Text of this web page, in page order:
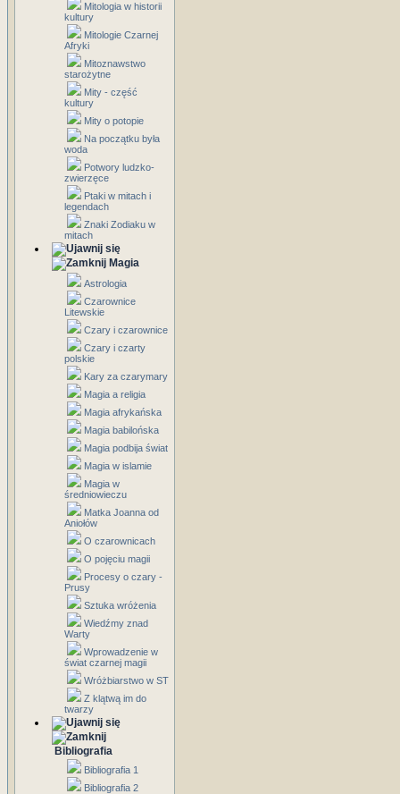
Mitologia w historii
kultury
Mitologie Czarnej
Afryki
Mitoznawstwo
starożytne
Mity - część
kultury
Mity o potopie
Na początku była
woda
Potwory ludzko-
zwierzęce
Ptaki w mitach i
legendach
Znaki Zodiaku w
mitach
Magia
Astrologia
Czarownice
Litewskie
Czary i czarownice
Czary i czarty
polskie
Kary za czarymary
Magia a religia
Magia afrykańska
Magia babilońska
Magia podbija świat
Magia w islamie
Magia w
średniowieczu
Matka Joanna od
Aniołów
O czarownicach
O pojęciu magii
Procesy o czary -
Prusy
Sztuka wróżenia
Wiedźmy znad
Warty
Wprowadzenie w
świat czarnej magii
Wróżbiarstwo w ST
Z klątwą im do
twarzy
Bibliografia
Bibliografia 1
Bibliografia 2